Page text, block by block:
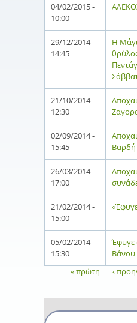
04/02/2015 -
10:00
29/12/2014 -
14:45
Η
21/10/2014 -
12:30
02/09/2014 -
15:45
Βαρδή
26/03/2014 -
17:00
21/02/2014 -
15:00
05/02/2014 -
15:30
Έφυγε
Βάνου
« πρώτη ‹